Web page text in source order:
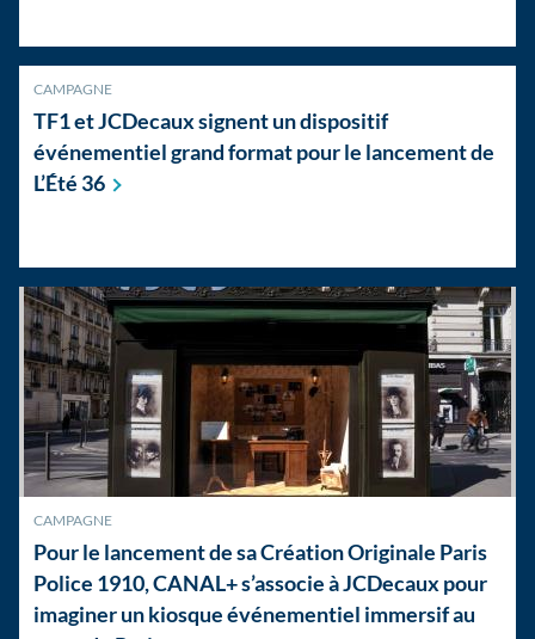
CAMPAGNE
TF1 et JCDecaux signent un dispositif
événementiel grand format pour le lancement de
L’Été 36
CAMPAGNE
Pour le lancement de sa Création Originale Paris
Police 1910, CANAL+ s’associe à JCDecaux pour
imaginer un kiosque événementiel immersif au